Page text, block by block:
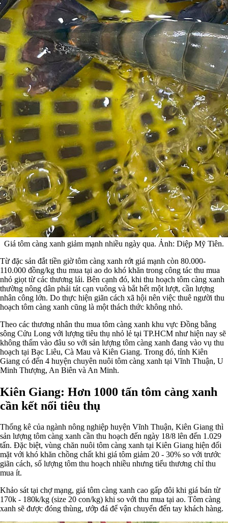
Giá tôm càng xanh giảm mạnh nhiều ngày qua. Ảnh: Diệp Mỹ Tiên.
Từ đặc sản đắt tiền giờ tôm càng xanh rớt giá mạnh còn 80.000-
110.000 đồng/kg thu mua tại ao do khó khăn trong công tác thu mua
nhỏ giọt từ các thương lái. Bên cạnh đó, khi thu hoạch tôm càng xanh
thường nông dân phải tát cạn vuông và bắt hết một lượt, cần lượng
nhân công lớn. Do thực hiện giãn cách xã hội nên việc thuê người thu
hoạch tôm càng xanh cũng là một thách thức không nhỏ.
Theo các thương nhân thu mua tôm càng xanh khu vực Đồng bằng
sông Cửu Long với lượng tiêu thụ nhỏ lẻ tại TP.HCM như hiện nay sẽ
không thấm vào đâu so với sản lượng tôm càng xanh đang vào vụ thu
hoạch tại Bạc Liêu, Cà Mau và Kiên Giang. Trong đó, tỉnh Kiên
Giang có đến 4 huyện chuyên nuôi tôm càng xanh tại Vĩnh Thuận, U
Minh Thượng, An Biên và An Minh.
Kiên Giang: Hơn 1000 tấn tôm càng xanh
cần kết nối tiêu thụ
Thống kê của ngành nông nghiệp huyện Vĩnh Thuận, Kiên Giang thì
sản lượng tôm càng xanh cần thu hoạch đến ngày 18/8 lên đến 1.029
tấn. Đặc biệt, vùng chăn nuôi tôm càng xanh tại Kiên Giang hiện đối
mặt với khó khăn chồng chất khi giá tôm giảm 20 - 30% so với trước
giãn cách, số lượng tôm thu hoạch nhiều nhưng tiểu thương chỉ thu
mua ít.
Khảo sát tại chợ mạng, giá tôm càng xanh cao gấp đôi khi giá bán từ
170k - 180k/kg (size 20 con/kg) khi so với thu mua tại ao. Tôm càng
xanh sẽ được đóng thùng, ướp đá để vận chuyển đến tay khách hàng.